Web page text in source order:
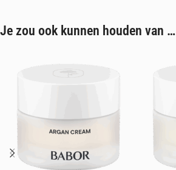
Je zou ook kunnen houden van …